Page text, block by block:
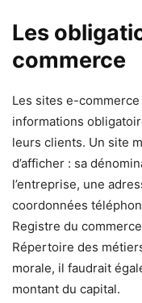
Les
commerce
Les sites e-
informations
leurs clients. Un site
d’afficher : sa
l’entreprise, une
coordonnées
Registre du
Répertoire des
morale, il faudrait
montant du capital.